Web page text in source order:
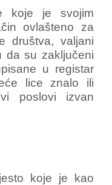
koje je svojim
ovlašteno za
društva, valjani
da su zaključeni
u registar
lice znalo ili
poslovi izvan
koje je kao